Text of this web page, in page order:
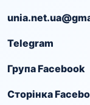
Telegram
Група Facebook
Сторінка